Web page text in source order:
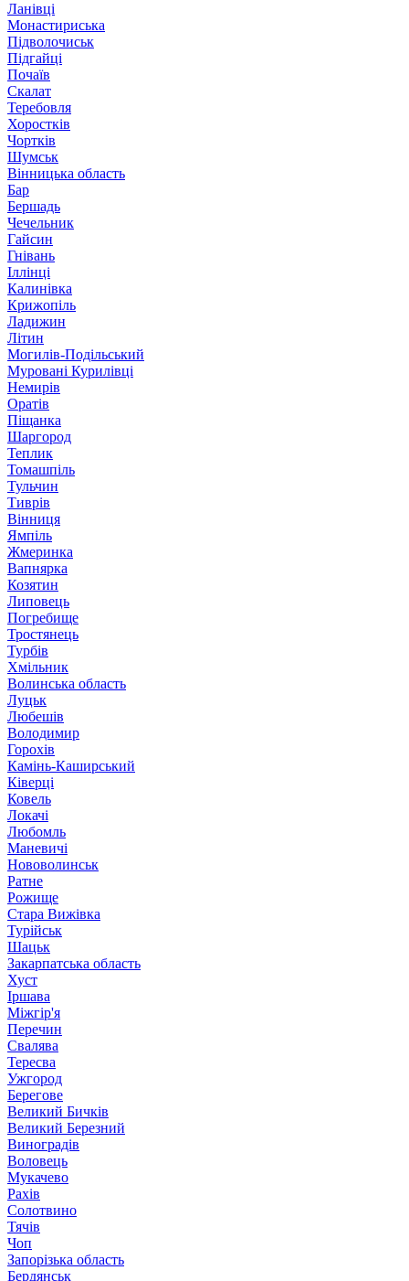
Ланівці
Монастириська
Підволочиськ
Підгайці
Почаїв
Скалат
Теребовля
Хоростків
Чортків
Шумськ
Вінницька область
Бар
Бершадь
Чечельник
Гайсин
Гнівань
Іллінці
Калинівка
Крижопіль
Ладижин
Літин
Могилів-Подільський
Муровані Курилівці
Немирів
Оратів
Піщанка
Шаргород
Теплик
Томашпіль
Тульчин
Тиврів
Вінниця
Ямпіль
Жмеринка
Вапнярка
Козятин
Липовець
Погребище
Тростянець
Турбів
Хмільник
Волинська область
Луцьк
Любешів
Володимир
Горохів
Камінь-Каширський
Ківерці
Ковель
Локачі
Любомль
Маневичі
Нововолинськ
Ратне
Рожище
Стара Вижівка
Турійськ
Шацьк
Закарпатська область
Хуст
Іршава
Міжгір'я
Перечин
Свалява
Тересва
Ужгород
Берегове
Великий Бичків
Великий Березний
Виноградів
Воловець
Мукачево
Рахів
Солотвино
Тячів
Чоп
Запорізька область
Бердянськ